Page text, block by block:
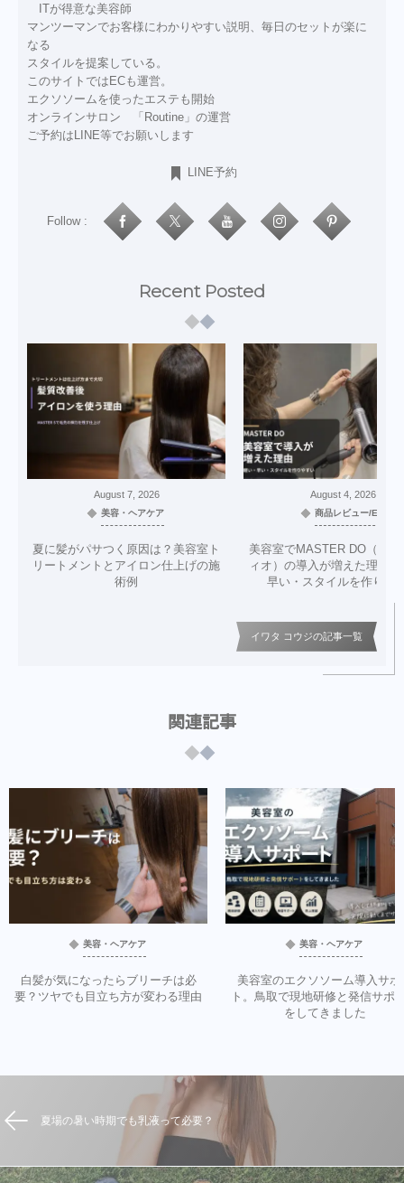
ITが得意な美容師
マンツーマンでお客様にわかりやすい説明、毎日のセットが楽に
なる
スタイルを提案している。
このサイトではECも運営。
エクソソームを使ったエステも開始
オンラインサロン 「Routine」の運営
ご予約はLINE等でお願いします
LINE予約
Follow :
Recent Posted
August 7, 2026
美容・ヘアケア
夏に髪がパサつく原因は？美容室ト
リートメントとアイロン仕上げの施
術例
August 4, 2026
商品レビュー/EC
美容室でMASTER DO（マ
ィオ）の導入が増えた理由
早い・スタイルを作りや
イワタ コウジの記事一覧
関連記事
美容・ヘアケア
白髪が気になったらブリーチは必
要？ツヤでも目立ち方が変わる理由
美容・ヘアケア
美容室のエクソソーム導入サポ
ト。鳥取で現地研修と発信サポ
をしてきました
夏場の暑い時期でも乳液って必要？